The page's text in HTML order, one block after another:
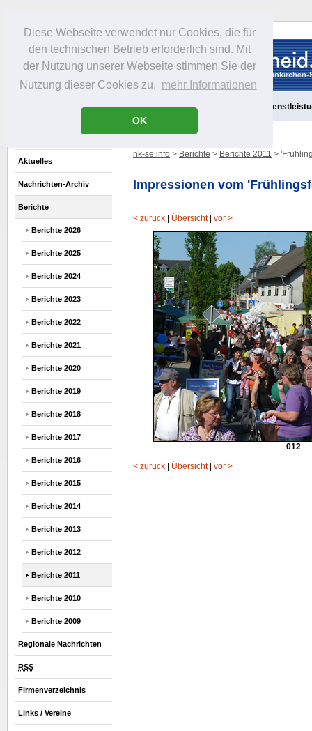
Diese Webseite verwendet nur Cookies, die für
den technischen Betrieb erforderlich sind. Mit
der Nutzung unserer Webseite stimmen Sie der
Nutzung dieser Cookies zu. mehr Informationen
OK
Portrait Freizeit Gastronomie
Aktuelles
Nachrichten-Archiv
Berichte
Berichte 2026
Berichte 2025
Berichte 2024
Berichte 2023
Berichte 2022
Berichte 2021
Berichte 2020
Berichte 2019
Berichte 2018
Berichte 2017
Berichte 2016
Berichte 2015
Berichte 2014
Berichte 2013
Berichte 2012
Berichte 2011
Berichte 2010
Berichte 2009
Regionale Nachrichten
RSS
Firmenverzeichnis
Links / Vereine
nk-se.info > Berichte > Berichte 2011 >
Impressionen vom
< zurück Übersicht| vor >
012
< zurück
Übersicht| vor >